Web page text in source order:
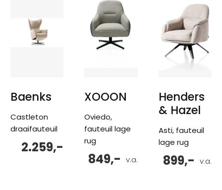
Baenks
Castleton
draaifauteuil
2.259,-
XOOON
Oviedo,
fauteuil lage
rug
v.a.
849,-
Henders
& Hazel
Asti, fauteuil
lage rug
v.a.
899,-